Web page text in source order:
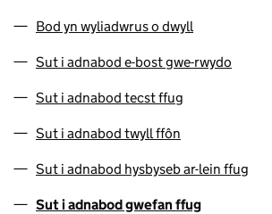
Bod yn wyliadwrus o dwyll
Sut i adnabod e-bost gwe-rwydo
Sut i adnabod tecst ffug
Sut i adnabod twyll ffôn
Sut i adnabod hysbyseb ar-lein ffug
Sut i adnabod gwefan ffug